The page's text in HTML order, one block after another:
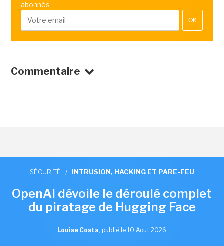
abonnés
OK
Commentaire
SÉCURITÉ / INTRUSION, HACKING ET PARE-FEU
OpenAI dévoile le déroulé complet
du piratage de Hugging Face
Louise Costa, publié le 10 Aout 2026